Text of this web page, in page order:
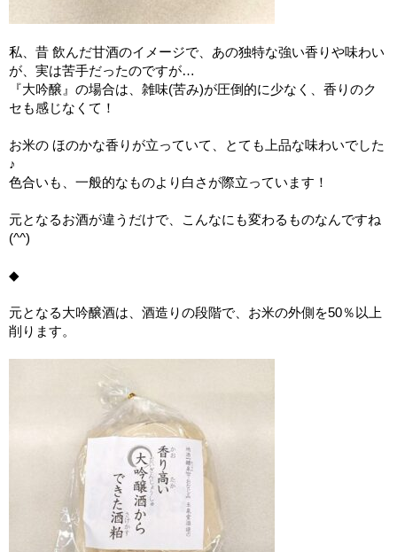
私、昔 飲んだ甘酒のイメージで、あの独特な強い香りや味わい
が、実は苦手だったのですが…
『大吟醸』の場合は、雑味(苦み)が圧倒的に少なく、香りのク
セも感じなくて！
お米の ほのかな香りが立っていて、とても上品な味わいでした
♪
色合いも、一般的なものより白さが際立っています！
元となるお酒が違うだけで、こんなにも変わるものなんですね
(^^)
◆
元となる大吟醸酒は、酒造りの段階で、お米の外側を50％以上
削ります。